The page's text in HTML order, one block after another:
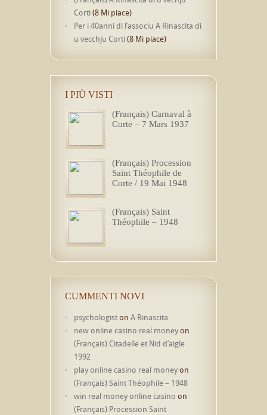
Corti(8 Mi piace)
Per i 40anni di l’associu A Rinascita di
u vecchju Corti(8 Mi piace)
I PIÙ VISTI
(Français) Carnaval à
Corte – 7 Mars 1937
(Français) Procession
Saint Théophile de
Corte / 19 Mai 1948
(Français) Saint
Théophile – 1948
CUMMENTI NOVI
psychologiston A Rinascita
new online casino real moneyon
(Français) Citadelle et Nid d’aigle
1992
play online casino real moneyon
(Français) Saint Théophile – 1948
win real money online casino on
(Français) Procession Saint